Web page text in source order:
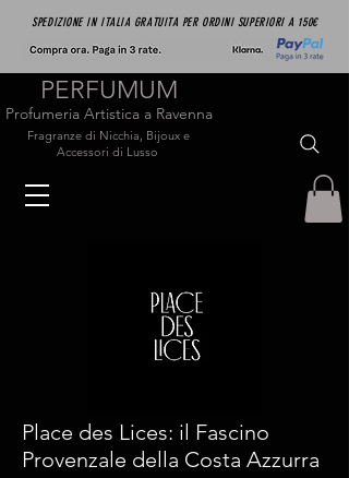
PERFUMUM
Profumeria Artistica a Ravenna
Fragranze di Nicchia, Bijoux e
Accessori di Lusso
SPEDIZIONE IN ITALIA GRATUITA PER ORDINI SUPERIORI A 150€
Place des Lices: il Fascino
Provenzale della Costa Azzurra